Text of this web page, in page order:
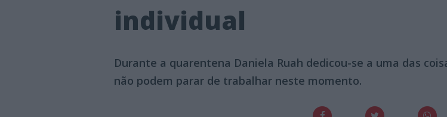
individual
Durante a quarentena Daniela Ruah dedicou-se a uma das
não podem parar de trabalhar neste momento.